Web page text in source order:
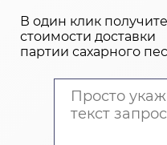
В один клик
стоимости доставки
партии сахарного